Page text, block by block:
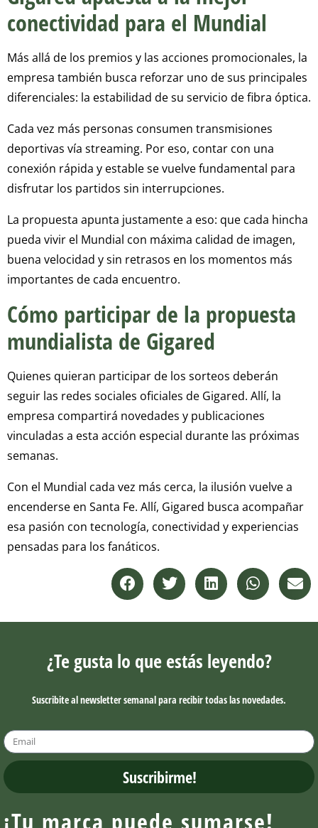
conectividad para el Mundial
Más allá de los premios y las acciones promocionales, la
empresa también busca reforzar uno de sus principales
diferenciales: la estabilidad de su servicio de fibra óptica.
Cada vez más personas consumen transmisiones
deportivas vía streaming. Por eso, contar con una
conexión rápida y estable se vuelve fundamental para
disfrutar los partidos sin interrupciones.
La propuesta apunta justamente a eso: que cada hincha
pueda vivir el Mundial con máxima calidad de imagen,
buena velocidad y sin retrasos en los momentos más
importantes de cada encuentro.
Cómo participar de la propuesta
mundialista de Gigared
Quienes quieran participar de los sorteos deberán
seguir las redes sociales oficiales de Gigared. Allí, la
empresa compartirá novedades y publicaciones
vinculadas a esta acción especial durante las próximas
semanas.
Con el Mundial cada vez más cerca, la ilusión vuelve a
encenderse en Santa Fe. Allí, Gigared busca acompañar
esa pasión con tecnología, conectividad y experiencias
pensadas para los fanáticos.
¿Te gusta lo que estás leyendo?
Suscribite al newsletter semanal para recibir todas las novedades.
Suscribirme!
¡Tu marca puede sumarse!